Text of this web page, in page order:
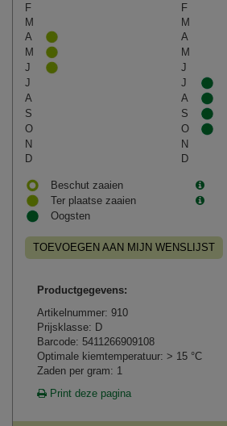
F
F
M
M
A
A
M
M
J
J
J
J
A
A
S
S
O
O
N
N
D
D
Beschut zaaien
Ter plaatse zaaien
Oogsten
TOEVOEGEN AAN MIJN WENSLIJST
Productgegevens:
Artikelnummer: 910
Prijsklasse: D
Barcode: 5411266909108
Optimale kiemtemperatuur: > 15 °C
Zaden per gram: 1
Print deze pagina